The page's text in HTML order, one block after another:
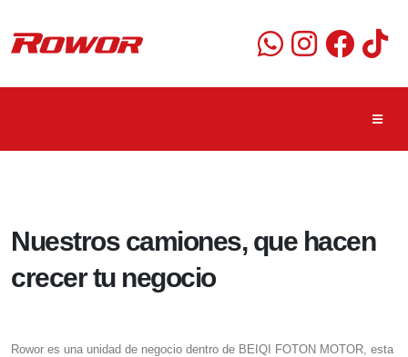
Nuestros camiones, que hacen
crecer tu negocio
Rowor es una unidad de negocio dentro de BEIQI FOTON MOTOR, esta